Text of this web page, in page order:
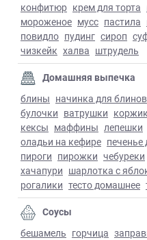
конфитюр крем для торта
мороженое мусс пастила
повидло пудинг сироп
чизкейк халва штрудель
Домашняя выпечка
блины начинка для блинов
булочки ватрушки
кексы маффины лепешки
оладьи на кефире
пироги пирожки чебуреки
хачапури шарлотка с
рогалики тесто домашнее
Соусы
бешамель горчица